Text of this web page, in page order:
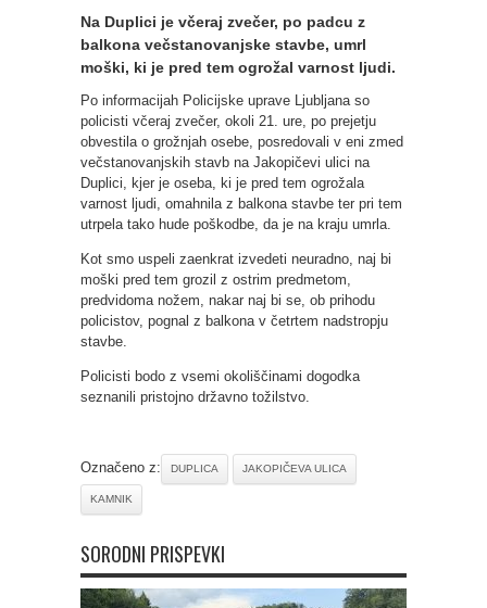
Na Duplici je včeraj zvečer, po padcu z
balkona večstanovanjske stavbe, umrl
moški, ki je pred tem ogrožal varnost ljudi.
Po informacijah Policijske uprave Ljubljana so
policisti včeraj zvečer, okoli 21. ure, po prejetju
obvestila o grožnjah osebe, posredovali v eni zmed
večstanovanjskih stavb na Jakopičevi ulici na
Duplici, kjer je oseba, ki je pred tem ogrožala
varnost ljudi, omahnila z balkona stavbe ter pri tem
utrpela tako hude poškodbe, da je na kraju umrla.
Kot smo uspeli zaenkrat izvedeti neuradno, naj bi
moški pred tem grozil z ostrim predmetom,
predvidoma nožem, nakar naj bi se, ob prihodu
policistov, pognal z balkona v četrtem nadstropju
stavbe.
Policisti bodo z vsemi okoliščinami dogodka
seznanili pristojno državno tožilstvo.
Označeno z: DUPLICA JAKOPIČEVA ULICA
KAMNIK
SORODNI PRISPEVKI